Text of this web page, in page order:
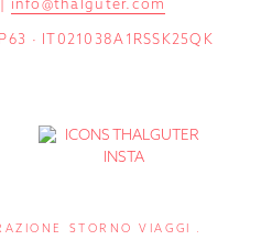
info@thalguter.com
· IT021038A1RSSK25QK
STORNO VIAGGI